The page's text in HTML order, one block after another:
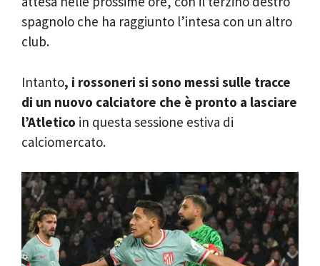
spagnolo che ha raggiunto l’intesa con un altro
club.
Intanto, i rossoneri si sono messi sulle tracce
di un nuovo calciatore che è pronto a lasciare
l’Atletico in questa sessione estiva di
calciomercato.